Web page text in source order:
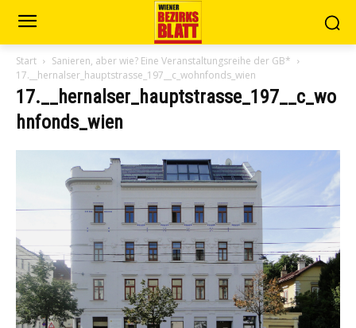
Start
Sanieren, aber wie? Eine Veranstaltungsreihe der GB*
17.__hernalser_hauptstrasse_197__c_wohnfonds_wien
17.__hernalser_hauptstrasse_197__c_wo
hnfonds_wien